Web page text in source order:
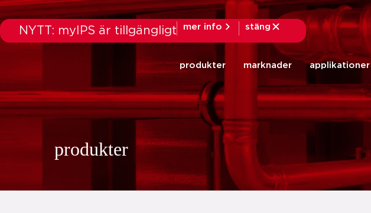
NYTT: myIPS är tillgängligt mer info
stäng
produkter marknader applikationer
produkter